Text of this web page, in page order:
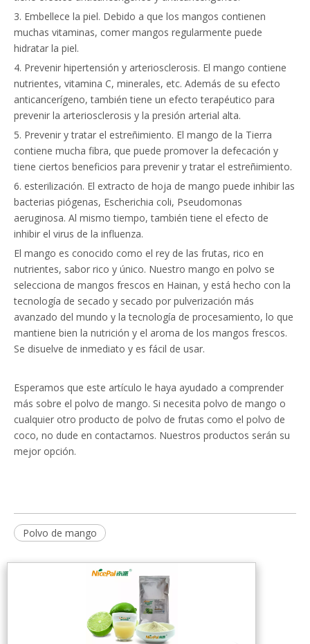
3. Embellece la piel. Debido a que los mangos contienen
muchas vitaminas, comer mangos regularmente puede
hidratar la piel.
4. Prevenir hipertensión y arteriosclerosis. El mango contiene
nutrientes, vitamina C, minerales, etc. Además de su efecto
anticancerígeno, también tiene un efecto terapéutico para
prevenir la arteriosclerosis y la presión arterial alta.
5. Prevenir y tratar el estreñimiento. El mango de la Tierra
contiene mucha fibra, que puede promover la defecación y
tiene ciertos beneficios para prevenir y tratar el estreñimiento.
6. esterilización. El extracto de hoja de mango puede inhibir las
bacterias piógenas, Escherichia coli, Pseudomonas
aeruginosa. Al mismo tiempo, también tiene el efecto de
inhibir el virus de la influenza.
El mango es conocido como el rey de las frutas, rico en
nutrientes, sabor rico y único. Nuestro mango en polvo se
selecciona de mangos frescos en Hainan, y está hecho con la
tecnología de secado y secado por pulverización más
avanzado del mundo y la tecnología de procesamiento, lo que
mantiene bien la nutrición y el aroma de los mangos frescos.
Se disuelve de inmediato y es fácil de usar.
Esperamos que este artículo le haya ayudado a comprender
más sobre el polvo de mango. Si necesita polvo de mango o
cualquier otro producto de polvo de frutas como el polvo de
coco, no dude en contactarnos. Nuestros productos serán su
mejor opción.
Polvo de mango